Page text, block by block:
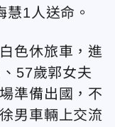
1人送命。
色休旅車，進
57歲郭女夫
準備出國，不
男車輛上交流